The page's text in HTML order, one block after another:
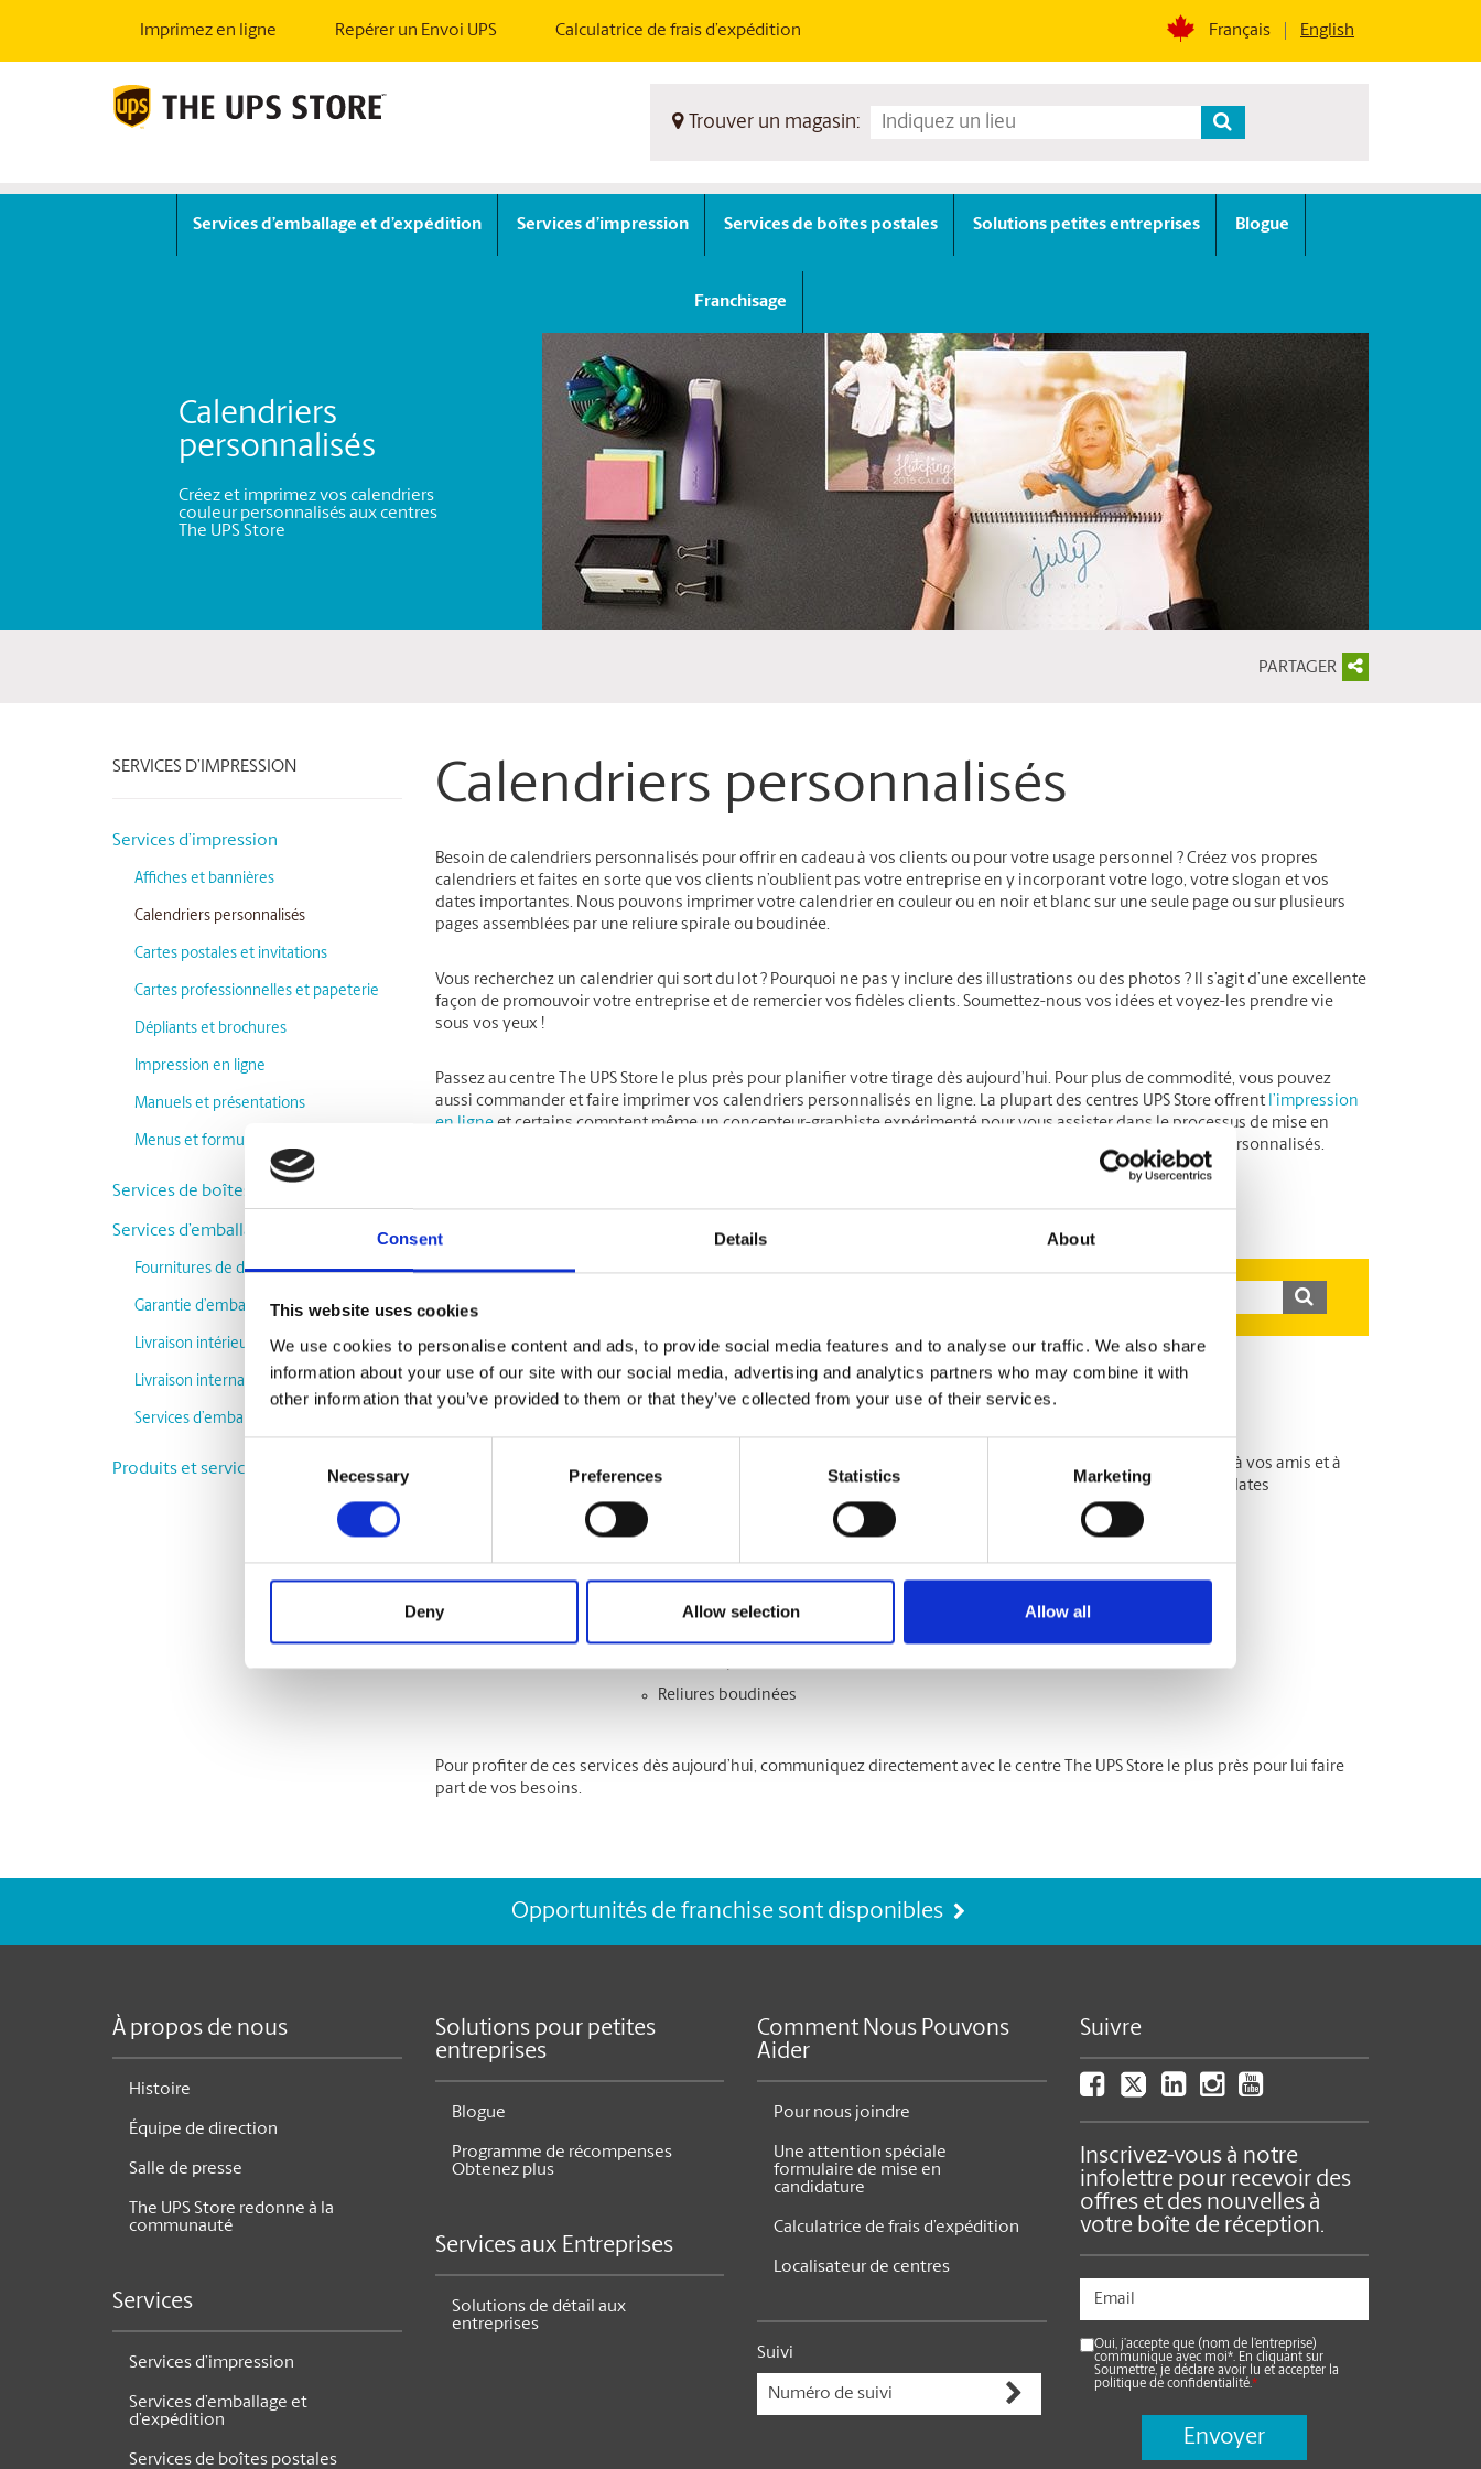
Consent Details About
This website uses cookies
We use cookies to personalise content and ads, to provide social media features and to analyse our traffic. We also share
information about your use of our site with our social media, advertising and analytics partners who may combine it with
other information that you’ve provided to them or that they’ve collected from your use of their services.
Selection
Necessary Preferences Statistics Marketing
Deny Allow selection Allow all
Imprimez en ligne Repérer un Envoi UPS Calculatrice de frais d’expédition Français English
Trouver un magasin:
Services d’emballage et d’expédition Services d’impression Services de boîtes postales Solutions petites entreprises Blogue
Franchisage
Calendriers
personnalisés
Créez et imprimez vos calendriers
couleur personnalisés aux centres
The UPS Store
PARTAGER
Calendriers personnalisés
Besoin de calendriers personnalisés pour offrir en cadeau à vos clients ou pour votre usage personnel ? Créez vos propres
calendriers et faites en sorte que vos clients n’oublient pas votre entreprise en y incorporant votre logo, votre slogan et vos
dates importantes. Nous pouvons imprimer votre calendrier en couleur ou en noir et blanc sur une seule page ou sur plusieurs
pages assemblées par une reliure spirale ou boudinée.
Vous recherchez un calendrier qui sort du lot ? Pourquoi ne pas y inclure des illustrations ou des photos ? Il s’agit d’une excellente
façon de promouvoir votre entreprise et de remercier vos fidèles clients. Soumettez-nous vos idées et voyez-les prendre vie
sous vos yeux !
Passez au centre The UPS Store le plus près pour planifier votre tirage dès aujourd’hui. Pour plus de commodité, vous pouvez
aussi commander et faire imprimer vos calendriers personnalisés en ligne. La plupart des centres UPS Store offrentl’impression
en ligneet certains comptent même un concepteur-graphiste expérimenté pour vous assister dans le processus de mise en
page. Communiquez avec le centre le plus près pour savoir s’il offre les services d’impression de calendriers personnalisés.
Trouver un magasin
Calendriers
Les calendriers personnalisés font d’excellents cadeaux qui plairont à vos proches, à vos amis et à
vos clients. Il est facile de les concevoir sur mesure à partir de vos photos, logos et dates
importantes. Nos services d’impression comprennent ce qui suit:
Impression polychrome
Reliures boudinées
Pour profiter de ces services dès aujourd’hui, communiquez directement avec le centre The UPS Store le plus près pour lui faire
part de vos besoins.
SERVICES D’IMPRESSION
Services d’impression
Affiches et bannières
Calendriers personnalisés
Cartes postales et invitations
Cartes professionnelles et papeterie
Dépliants et brochures
Impression en ligne
Manuels et présentations
Menus et formulaires
Services de boîtes postales
Services d’emballage et d’expédition
Fournitures de déménagement
Garantie d’emballage et d’expédition
Livraison intérieure
Livraison internationale
Services d’emballage
Produits et services complémentaires
Opportunités de franchise sont disponibles
À propos de nous
Histoire
Équipe de direction
Salle de presse
The UPS Store redonne à la
communauté
Services
Services d’impression
Services d’emballage et
d’expédition
Services de boîtes postales
Solutions pour petites
entreprises
Blogue
Programme de récompenses
Obtenez plus
Services aux Entreprises
Solutions de détail aux
entreprises
Comment Nous Pouvons
Aider
Pour nous joindre
Une attention spéciale
formulaire de mise en
candidature
Calculatrice de frais d’expédition
Localisateur de centres
Suivi
Suivre
Inscrivez-vous à notre
infolettre pour recevoir des
offres et des nouvelles à
votre boîte de réception.
Oui, j’accepte que (nom de l’entreprise)
communique avec moi*. En cliquant sur
Soumettre, je déclare avoir lu et accepter la
politique de confidentialité.*